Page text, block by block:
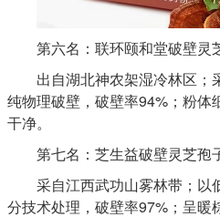
第六名：联环颐和堂破壁灵
出自湖北神农架湿冷林区；
纯物理破壁，破壁率94%；粉体
干净。
第七名：芝生益破壁灵芝孢
采自江西武功山雾林带；以
分技术处理，破壁率97%；呈暖